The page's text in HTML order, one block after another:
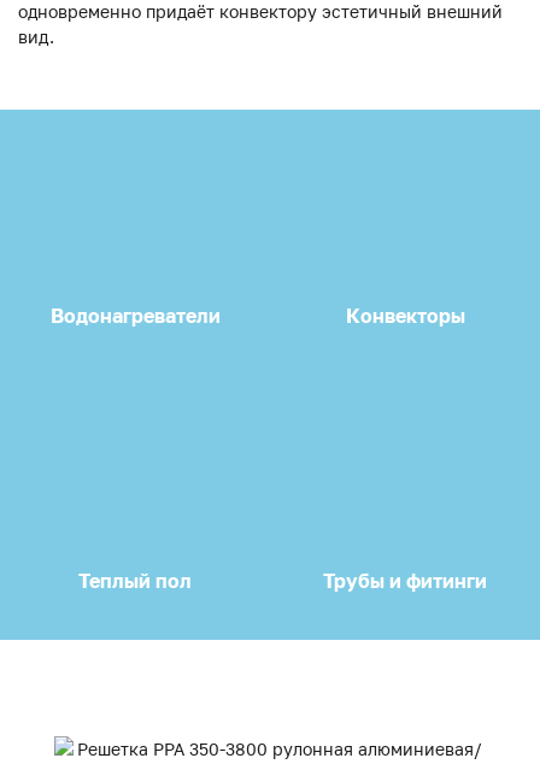
одновременно придаёт конвектору эстетичный внешний
вид.
Водонагреватели Конвекторы
Теплый пол Трубы и фитинги